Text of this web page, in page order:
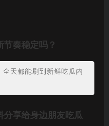
节奏稳定吗？
全天都能刷到新鲜吃瓜内
分享给身边朋友吃瓜